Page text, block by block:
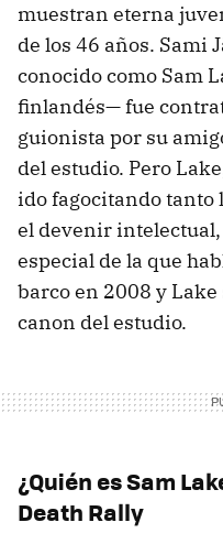
muestran eterna
de los 46 años. Sami
conocido como Sam
finlandés— fue
guionista por su
del estudio. Pero
ido fagocitando
el devenir
especial de la que
barco en 2008 y
canon del estudio.
¿Quién es Sam
Death Rally